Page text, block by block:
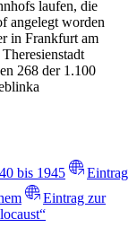
laufen, die
angelegt worden
in Frankfurt am
268 der 1.100
bis 1945
Eintrag
Eintrag zur